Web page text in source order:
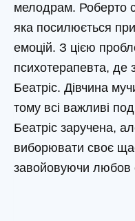
мелодрам. Роберто
яка посилюється
емоцій. З цією
психотерапевта, де
Беатріс. Дівчина
тому всі важливі
Беатріс заручена,
виборювати своє
завойовуючи любов